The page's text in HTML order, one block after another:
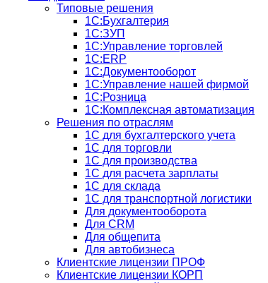
Типовые решения
1С:Бухгалтерия
1С:ЗУП
1С:Управление торговлей
1С:ERP
1C:Документооборот
1С:Управление нашей фирмой
1С:Розница
1С:Комплексная автоматизация
Решения по отраслям
1С для бухгалтерского учета
1С для торговли
1С для производства
1C для расчета зарплаты
1С для склада
1С для транспортной логистики
Для документооборота
Для CRM
Для общепита
Для автобизнеса
Клиентские лицензии ПРОФ
Клиентские лицензии КОРП